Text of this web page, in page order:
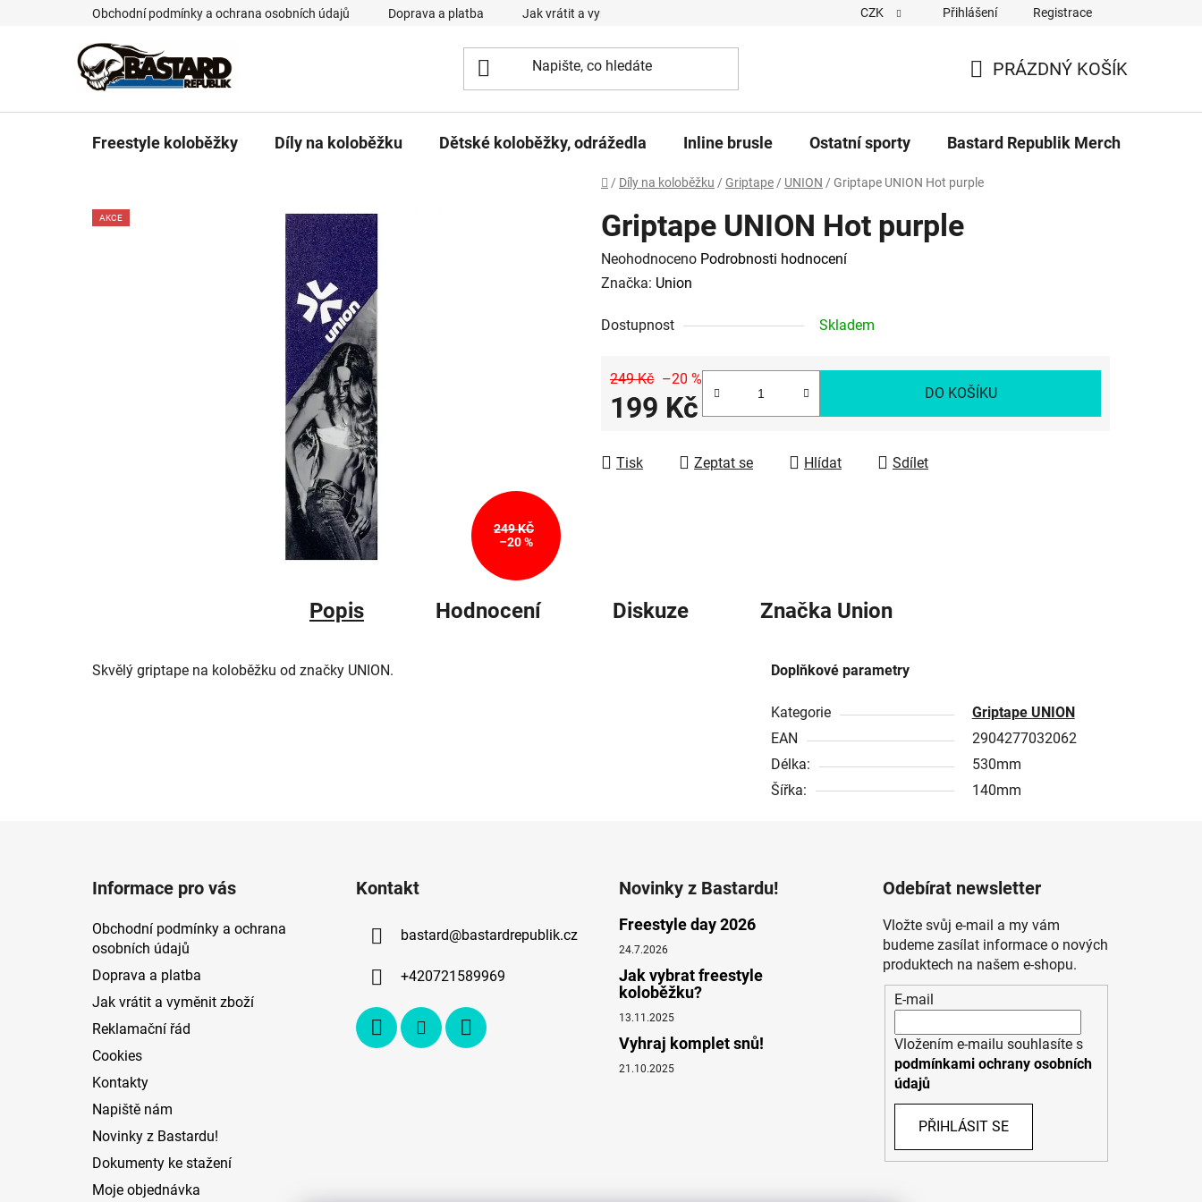
Obchodní podmínky a ochrana osobních údajů Doprava a platba Jak vrátit a vyměnit zboží Cookies Kontakty Napiště nám
CZK Přihlášení Registrace
KOŠÍK
PRÁZDNÝ KOŠÍK
Freestyle koloběžky Díly na koloběžku Dětské koloběžky, odrážedla Inline brusle Ostatní sporty Bastard Republik Merch
Domů
/ Díly na koloběžku / Griptape / UNION / Griptape UNION Hot purple
Griptape UNION Hot purple
Průměrné
hodnocení
je
Neohodnoceno Podrobnosti hodnocení
Značka: Union
Dostupnost Skladem
249 Kč –20 %
199 Kč DO KOŠÍKU
Tisk Zeptat se Hlídat Sdílet
AKCE
249 KČ
–20 %
Popis Hodnocení Diskuze Značka Union
Skvělý griptape na koloběžku od značky UNION. Doplňkové parametry
Kategorie
Griptape UNION
EAN
2904277032062
Délka:
530mm
Šířka:
140mm
Informace pro vás
Obchodní podmínky a ochrana
osobních údajů
Doprava a platba
Jak vrátit a vyměnit zboží
Reklamační řád
Cookies
Kontakty
Napiště nám
Novinky z Bastardu!
Dokumenty ke stažení
Moje objednávka
Kontakt
bastard@bastardrepublik.cz
+420721589969
Novinky z Bastardu!
Freestyle day 2026
24.7.2026
Jak vybrat freestyle
koloběžku?
13.11.2025
Vyhraj komplet snů!
21.10.2025
Odebírat newsletter
Vložte svůj e-mail a my vám
budeme zasílat informace o nových
produktech na našem e-shopu.
E-mail
Vložením e-mailu souhlasíte s
podmínkami ochrany osobních
údajů
PŘIHLÁSIT SE